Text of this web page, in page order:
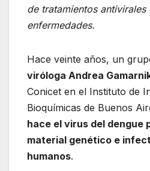
de tratamientos antivirales
enfermedades.
Hace veinte años, un
viróloga Andrea
Conicet en el Instituto de
Bioquímicas de Buenos
hace el virus del dengue
material genético e
humanos.